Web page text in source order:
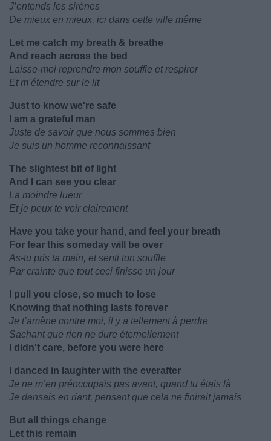
J’entends les sirènes
De mieux en mieux, ici dans cette ville même
Let me catch my breath & breathe
And reach across the bed
Laisse-moi reprendre mon souffle et respirer
Et m’étendre sur le lit
Just to know we're safe
I am a grateful man
Juste de savoir que nous sommes bien
Je suis un homme reconnaissant
The slightest bit of light
And I can see you clear
La moindre lueur
Et je peux te voir clairement
Have you take your hand, and feel your breath
For fear this someday will be over
As-tu pris ta main, et senti ton souffle
Par crainte que tout ceci finisse un jour
I pull you close, so much to lose
Knowing that nothing lasts forever
Je t’amène contre moi, il y a tellement à perdre
Sachant que rien ne dure éternellement
I didn't care, before you were here
I danced in laughter with the everafter
Je ne m’en préoccupais pas avant, quand tu étais là
Je dansais en riant, pensant que cela ne finirait jamais
But all things change
Let this remain